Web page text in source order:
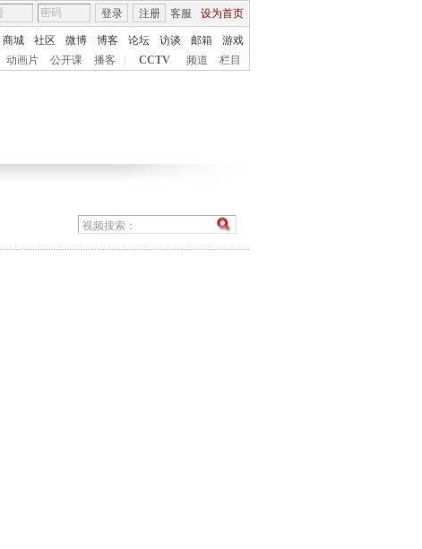
客服 设为首页
登录 注册
商城 社区 微博 博客 论坛 访谈 邮箱
游戏
动画片 公开课 播客 CCTV 频道 栏目